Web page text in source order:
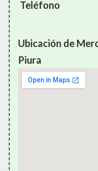
Teléfono
Ubicación de
Piura